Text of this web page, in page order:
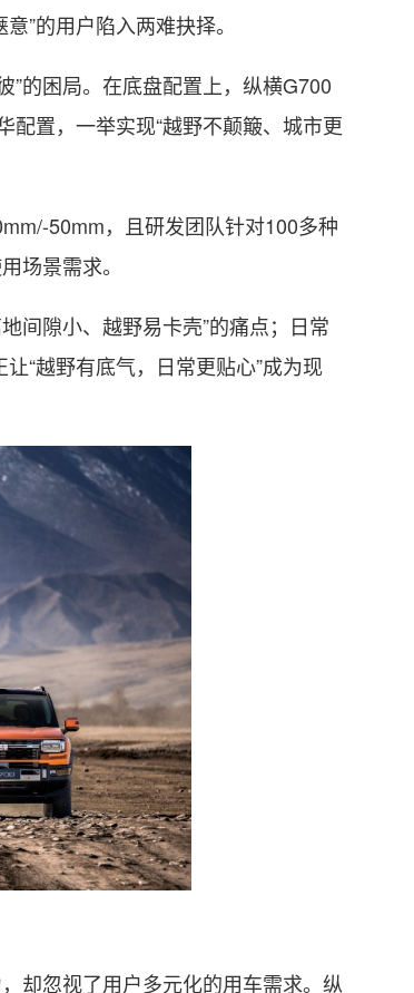
”的用户陷入两难抉择。
”的困局。在底盘配置上，纵横G700
配置，一举实现“越野不颠簸、城市更
50mm，且研发团队针对100多种
场景需求。
间隙小、越野易卡壳”的痛点；日常
“越野有底气，日常更贴心”成为现
却忽视了用户多元化的用车需求。纵